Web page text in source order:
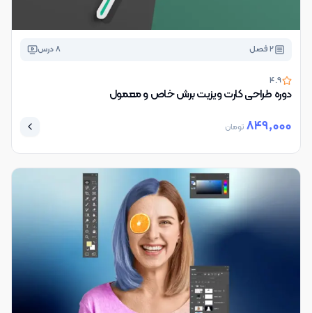
2فصل 8درس
4.9
دوره طراحی کارت ویزیت برش خاص و معمول
849,000 تومان